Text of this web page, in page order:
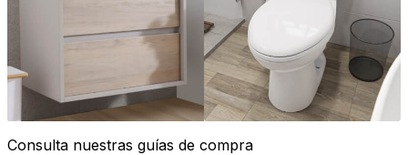
Consulta nuestras guías de compra